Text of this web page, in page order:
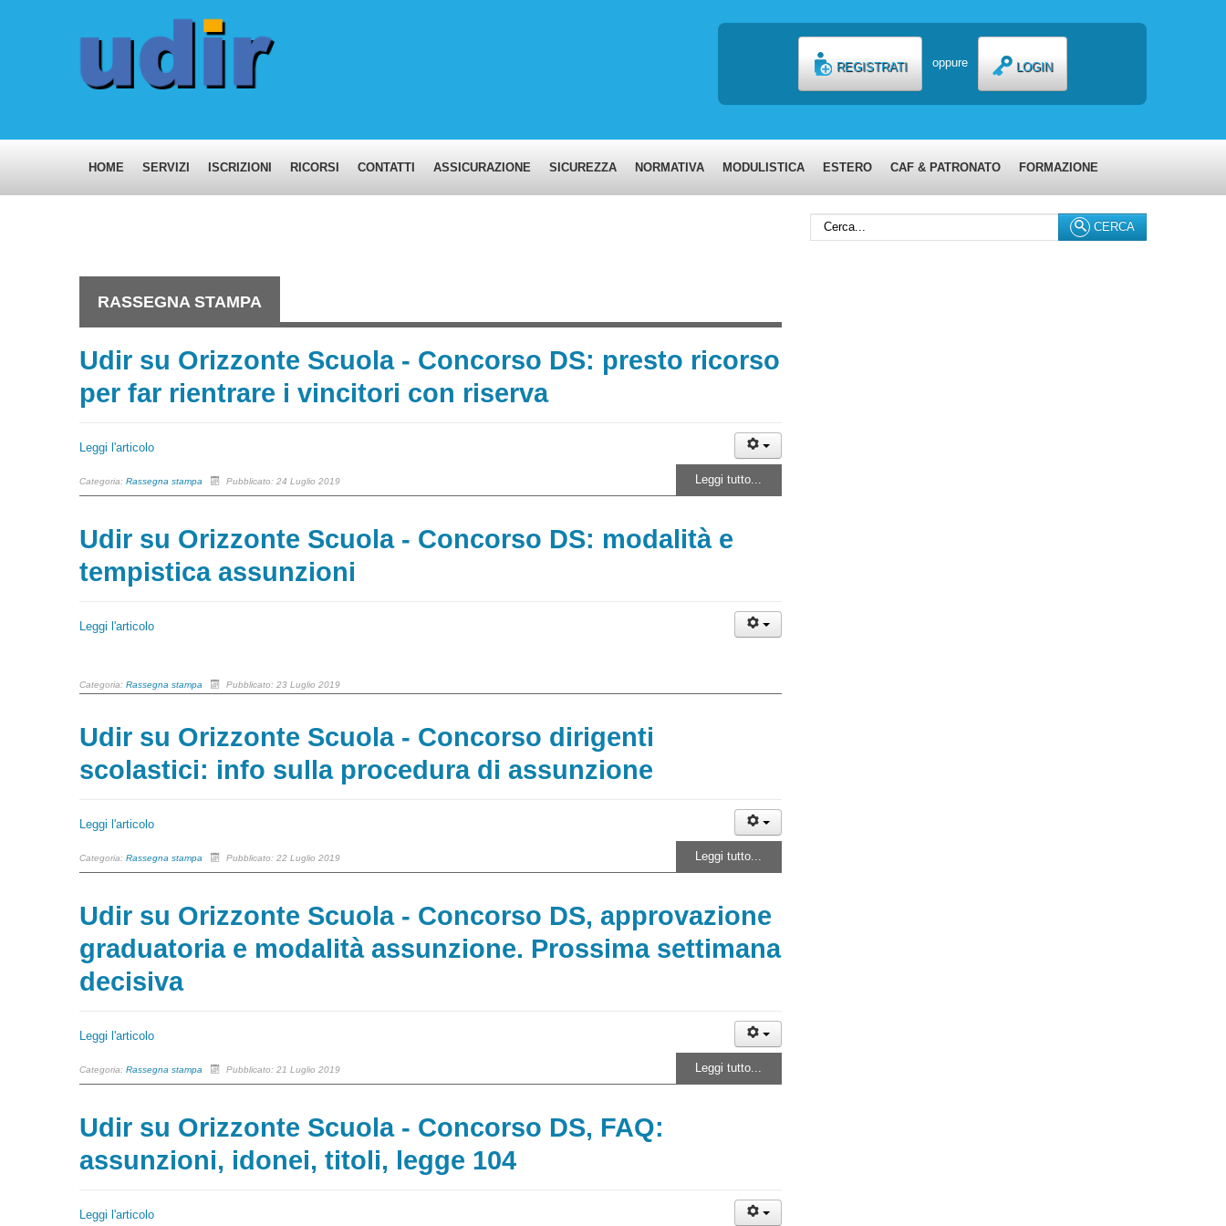
REGISTRATI oppure LOGIN
HOME SERVIZI ISCRIZIONI RICORSI CONTATTI ASSICURAZIONE SICUREZZA NORMATIVA MODULISTICA ESTERO CAF & PATRONATO FORMAZIONE
CERCA
Cerca...
RASSEGNA STAMPA
Udir su Orizzonte Scuola - Concorso DS: presto ricorso
per far rientrare i vincitori con riserva
Leggi l'articolo
Categoria: Rassegna stampa Pubblicato: 24 Luglio 2019 Leggi tutto...
Udir su Orizzonte Scuola - Concorso DS: modalità e
tempistica assunzioni
Leggi l'articolo
Categoria: Rassegna stampa Pubblicato: 23 Luglio 2019
Udir su Orizzonte Scuola - Concorso dirigenti
scolastici: info sulla procedura di assunzione
Leggi l'articolo
Categoria: Rassegna stampa Pubblicato: 22 Luglio 2019 Leggi tutto...
Udir su Orizzonte Scuola - Concorso DS, approvazione
graduatoria e modalità assunzione. Prossima settimana
decisiva
Leggi l'articolo
Categoria: Rassegna stampa Pubblicato: 21 Luglio 2019 Leggi tutto...
Udir su Orizzonte Scuola - Concorso DS, FAQ:
assunzioni, idonei, titoli, legge 104
Leggi l'articolo